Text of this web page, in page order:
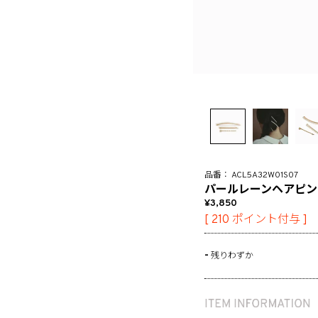
ACL5A32W01S07
パールレーンヘアピ
3,850
[ 210 ポイント付与 ]
- 残りわずか